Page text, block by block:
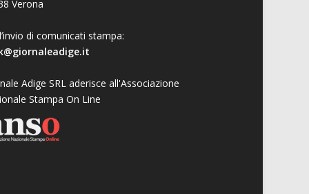
Verona
di comunicati stampa:
Adige SRL aderisce all'Associazione
Stampa On Line